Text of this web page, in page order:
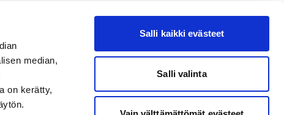
median,
on kerätty,
Salli kaikki evästeet
Salli valinta